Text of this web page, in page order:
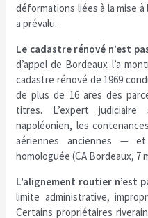
déformations liées à la mise à
a prévalu.
Le cadastre rénové n’est
d’appel de Bordeaux l’a
cadastre rénové de 1969
de plus de 16 ares des
titres. L’expert
napoléonien, les
aériennes anciennes —
homologuée (CA Bordeaux, 7
L’alignement routier n’est
limite administrative,
Certains propriétaires